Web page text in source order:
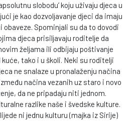
slobodu’ koju uživaju djeca u
je kao dozvoljavanje djeci da imaju
obaveze. Spominjali su da to dovodi
djeca prisiljavaju roditelje da
željama ili odbijaju poštivanje
kuće, tako i u školi. Neki su roditelji
ne snalaze u pronalaženju načina
načina vezanih uz staro i novo
da ne pripadaju niti jednom.
razlike naše i švedske kulture.
ni jednu kulturu (majka iz Sirije)